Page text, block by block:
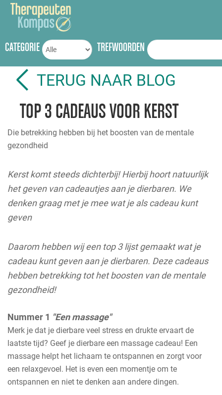
CATEGORIE TREFWOORDEN
TERUG NAAR BLOG
TOP 3 CADEAUS VOOR KERST
Die betrekking hebben bij het boosten van de mentale
gezondheid
Kerst komt steeds dichterbij! Hierbij hoort natuurlijk
het geven van cadeautjes aan je dierbaren. We
denken graag met je mee wat je als cadeau kunt
geven
Daarom hebben wij een top 3 lijst gemaakt wat je
cadeau kunt geven aan je dierbaren. Deze cadeaus
hebben betrekking tot het boosten van de mentale
gezondheid!
Nummer 1 "Een massage"
Merk je dat je dierbare veel stress en drukte ervaart de
laatste tijd? Geef je dierbare een massage cadeau! Een
massage helpt het lichaam te ontspannen en zorgt voor
een relaxgevoel. Het is even een momentje om te
ontspannen en niet te denken aan andere dingen.